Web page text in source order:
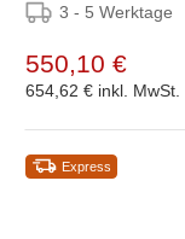
3 - 5 Werktage
550,10 €
654,62 € inkl. MwSt.
Express